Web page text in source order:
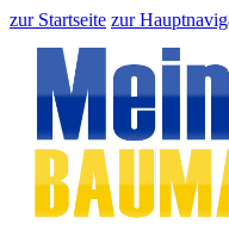
zur Startseite zur